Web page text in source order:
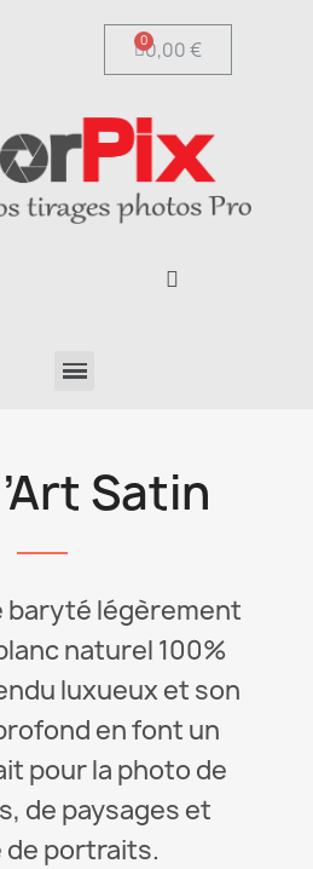
0,00 €
Satin
baryté légèrement
naturel 100%
luxueux et son
en font un
pour la photo de
de paysages et
de portraits.